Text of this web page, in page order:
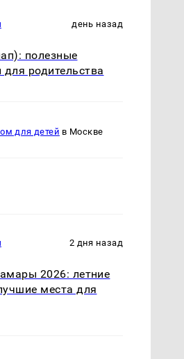
день назад
полезные
родительства
для детей в Москве
2 дня назад
2026: летние
места для